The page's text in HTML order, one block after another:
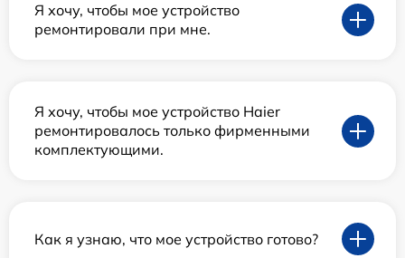
Я хочу, чтобы мое устройство
ремонтировали при мне.
Я хочу, чтобы мое устройство Haier
ремонтировалось только фирменными
комплектующими.
Как я узнаю, что мое устройство готово?